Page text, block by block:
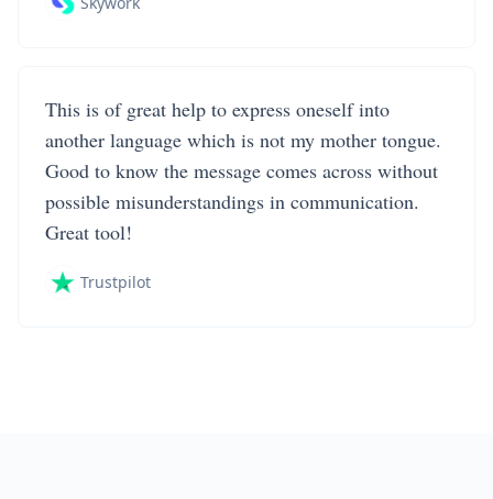
This is of great help to express oneself into
another language which is not my mother tongue.
Good to know the message comes across without
possible misunderstandings in communication.
Great tool!
Trustpilot